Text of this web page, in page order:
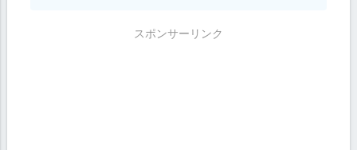
スポンサーリンク